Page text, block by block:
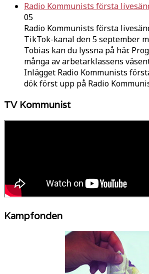
Radio Kommunists första
05
Radio Kommunists första
TikTok-kanal den 5 september
Tobias kan du lyssna på här.
många av arbetarklassens
Inlägget Radio Kommunists
dök först upp på Radio
TV Kommunist
Kampfonden